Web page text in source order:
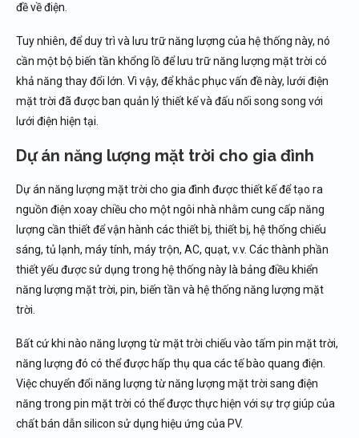
đề về điện.
Tuy nhiên, để duy trì và lưu trữ năng lượng của hệ thống này, nó
cần một bộ biến tần khổng lồ để lưu trữ năng lượng mặt trời có
khả năng thay đổi lớn. Vì vậy, để khắc phục vấn đề này, lưới điện
mặt trời đã được ban quản lý thiết kế và đấu nối song song với
lưới điện hiện tại.
Dự án năng lượng mặt trời cho gia đình
Dự án năng lượng mặt trời cho gia đình được thiết kế để tạo ra
nguồn điện xoay chiều cho một ngôi nhà nhằm cung cấp năng
lượng cần thiết để vận hành các thiết bị, thiết bị, hệ thống chiếu
sáng, tủ lạnh, máy tính, máy trộn, AC, quạt, v.v. Các thành phần
thiết yếu được sử dụng trong hệ thống này là bảng điều khiển
năng lượng mặt trời, pin, biến tần và hệ thống năng lượng mặt
trời.
Bất cứ khi nào năng lượng từ mặt trời chiếu vào tấm pin mặt trời,
năng lượng đó có thể được hấp thụ qua các tế bào quang điện.
Việc chuyển đổi năng lượng từ năng lượng mặt trời sang điện
năng trong pin mặt trời có thể được thực hiện với sự trợ giúp của
chất bán dẫn silicon sử dụng hiệu ứng của PV.